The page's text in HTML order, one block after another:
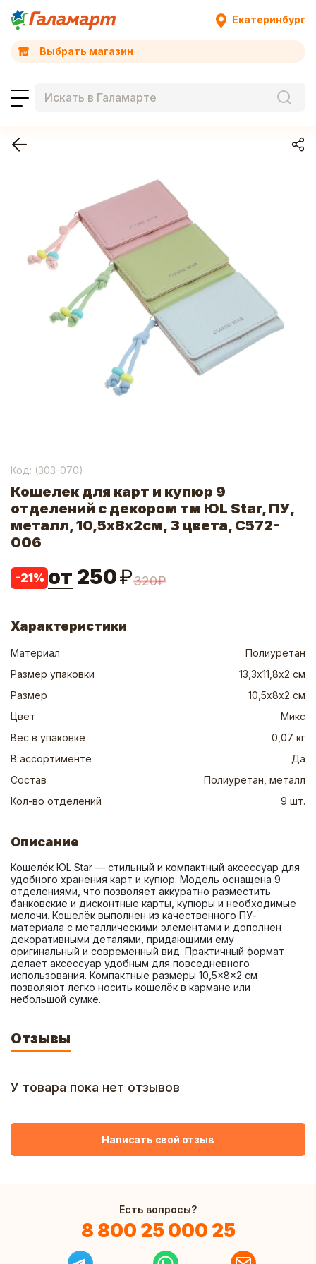
Екатеринбург
Выбрать магазин
Код: (303-070)
Кошелек для карт и купюр 9
отделений с декором тм ЮL Star, ПУ,
металл, 10,5х8х2см, 3 цвета, С572-
006
-21% от 250₽320₽
Характеристики
Материал
Полиуретан
Размер упаковки
13,3х11,8х2 см
Размер
10,5х8х2 см
Цвет
Микс
Вес в упаковке
0,07 кг
В ассортименте
Да
Состав
Полиуретан, металл
Кол-во отделений
9 шт.
Описание
Кошелёк ЮL Star — стильный и компактный аксессуар для
удобного хранения карт и купюр. Модель оснащена 9
отделениями, что позволяет аккуратно разместить
банковские и дисконтные карты, купюры и необходимые
мелочи. Кошелёк выполнен из качественного ПУ-
материала с металлическими элементами и дополнен
декоративными деталями, придающими ему
оригинальный и современный вид. Практичный формат
делает аксессуар удобным для повседневного
использования. Компактные размеры 10,5×8×2 см
позволяют легко носить кошелёк в кармане или
небольшой сумке.
Отзывы
У товара пока нет отзывов
Написать свой отзыв
Есть вопросы?
8 800 25 000 25